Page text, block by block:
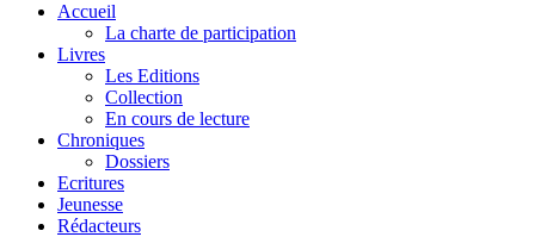
Accueil
La charte de participation
Livres
Les Editions
Collection
En cours de lecture
Chroniques
Dossiers
Ecritures
Jeunesse
Rédacteurs